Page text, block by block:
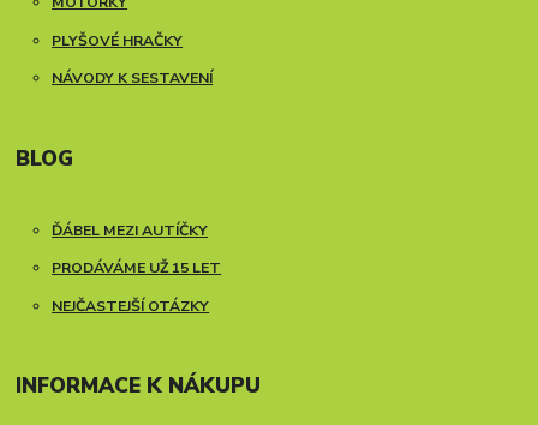
PLYŠOVÉ HRAČKY
NÁVODY K SESTAVENÍ
BLOG
ĎÁBEL MEZI AUTÍČKY
PRODÁVÁME UŽ 15 LET
NEJČASTEJŠÍ OTÁZKY
INFORMACE K NÁKUPU